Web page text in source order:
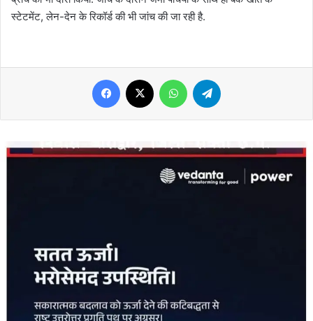
स्टेटमेंट, लेन-देन के रिकॉर्ड की भी जांच की जा रही है.
Facebook WhatsApp